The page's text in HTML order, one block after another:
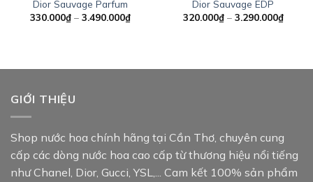
Dior Sauvage Parfum
330.000₫ – 3.490.000₫Khoảng
giá:
Dior Sauvage EDP
320.000₫ – 3.290.000₫
giá:
GIỚI THIỆU
Shop nước hoa chính hãng tại Cần Thơ, chuyên cung
cấp các dòng nước hoa cao cấp từ thương hiệu nổi tiếng
như Chanel, Dior, Gucci, YSL,... Cam kết 100% sản phẩm